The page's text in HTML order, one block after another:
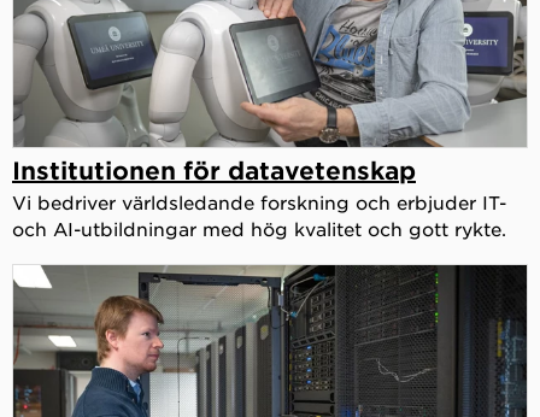
Institutionen för datavetenskap
Vi bedriver världsledande forskning och erbjuder IT-
och AI-utbildningar med hög kvalitet och gott rykte.